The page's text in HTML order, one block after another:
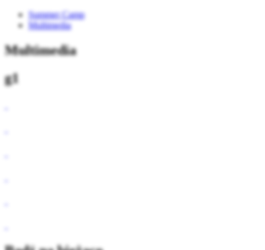
Summer Camp
Multimedia
Multimedia
g1